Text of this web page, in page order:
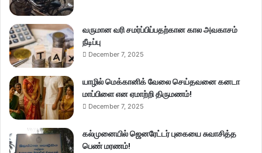
வருமான வரி சமர்ப்பிப்பதற்கான கால அவகாசம்
நீடிப்பு
December 7, 2025
யாழில் மெக்கானிக் வேலை செய்தவனை கனடா
மாப்பிளை என ஏமாற்றி திருமணம்!
December 7, 2025
கல்முனையில் ஜெனரேட்டர் புகையை சுவாசித்த
பெண் மரணம்!